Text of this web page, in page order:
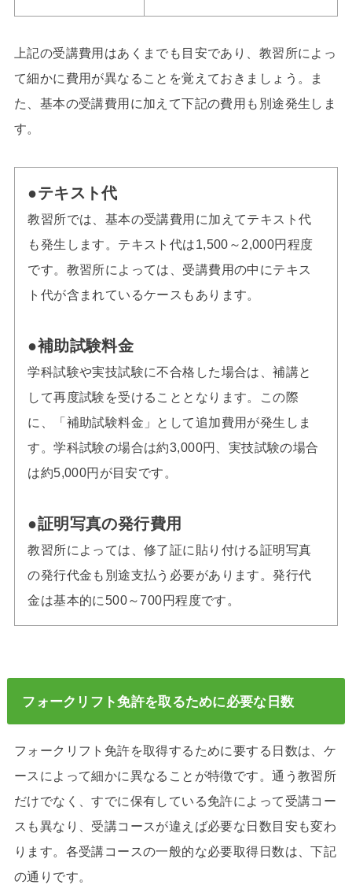
上記の受講費用はあくまでも目安であり、教習所によっ
て細かに費用が異なることを覚えておきましょう。ま
た、基本の受講費用に加えて下記の費用も別途発生しま
す。
●テキスト代
教習所では、基本の受講費用に加えてテキスト代
も発生します。テキスト代は1,500～2,000円程度
です。教習所によっては、受講費用の中にテキス
ト代が含まれているケースもあります。
●補助試験料金
学科試験や実技試験に不合格した場合は、補講と
して再度試験を受けることとなります。この際
に、「補助試験料金」として追加費用が発生しま
す。学科試験の場合は約3,000円、実技試験の場合
は約5,000円が目安です。
●証明写真の発行費用
教習所によっては、修了証に貼り付ける証明写真
の発行代金も別途支払う必要があります。発行代
金は基本的に500～700円程度です。
フォークリフト免許を取るために必要な日数
フォークリフト免許を取得するために要する日数は、ケ
ースによって細かに異なることが特徴です。通う教習所
だけでなく、すでに保有している免許によって受講コー
スも異なり、受講コースが違えば必要な日数目安も変わ
ります。各受講コースの一般的な必要取得日数は、下記
の通りです。